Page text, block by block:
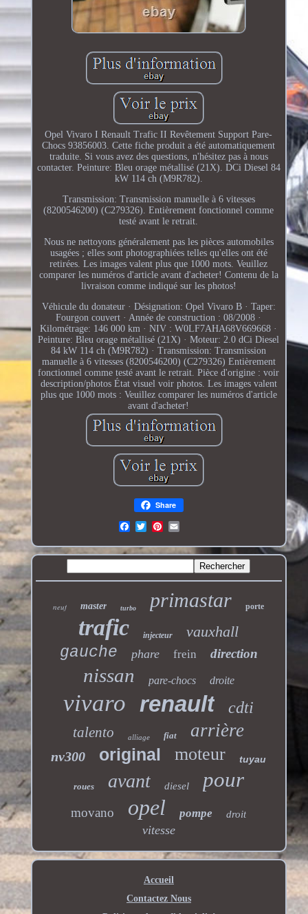
Opel Vivaro I Renault Trafic II Revêtement Support Pare-
Chocs 93856003. Cette fiche produit a été automatiquement
traduite. Si vous avez des questions, n'hésitez pas à nous
contacter. Peinture: Bleu orage métallisé (21X). DCi Diesel 84
kW 114 ch (M9R782).
Transmission: Transmission manuelle à 6 vitesses
(8200546200) (C279326). Entièrement fonctionnel comme
testé avant le retrait.
Nous ne nettoyons généralement pas les pièces automobiles
usagées ; elles sont photographiées telles qu'elles ont été
retirées. Les images valent plus que 1000 mots. Veuillez
comparer les numéros d'article avant d'acheter! Contenu de la
livraison comme indiqué sur les photos!
Véhicule du donateur · Désignation: Opel Vivaro B · Taper:
Fourgon couvert · Année de construction : 08/2008 ·
Kilométrage: 146 000 km · NIV : W0LF7AHA68V669668 ·
Peinture: Bleu orage métallisé (21X) · Moteur: 2.0 dCi Diesel
84 kW 114 ch (M9R782) · Transmission: Transmission
manuelle à 6 vitesses (8200546200) (C279326) Entièrement
fonctionnel comme testé avant le retrait. Pièce d'origine : voir
description/photos État visuel voir photos. Les images valent
plus que 1000 mots : Veuillez comparer les numéros d'article
avant d'acheter!
Share
neuf master turbo primastar porte
trafic injecteur vauxhall
gauche phare frein direction
nissan pare-chocs droite
vivaro renault cdti
talento alliage fiat arrière
nv300 original moteur tuyau
roues avant diesel pour
movano opel pompe droit
vitesse
Accueil
Contactez Nous